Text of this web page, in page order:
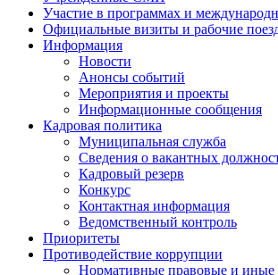
Участие в программах и
Официальные визиты и рабочие
Информация
Новости
Анонсы событий
Мероприятия и проекты
Информационные сообщения
Кадровая политика
Муниципальная служба
Сведения о вакантных
Кадровый резерв
Конкурс
Контактная информация
Ведомственный контроль
Приоритеты
Противодействие коррупции
Нормативные правовые и иные